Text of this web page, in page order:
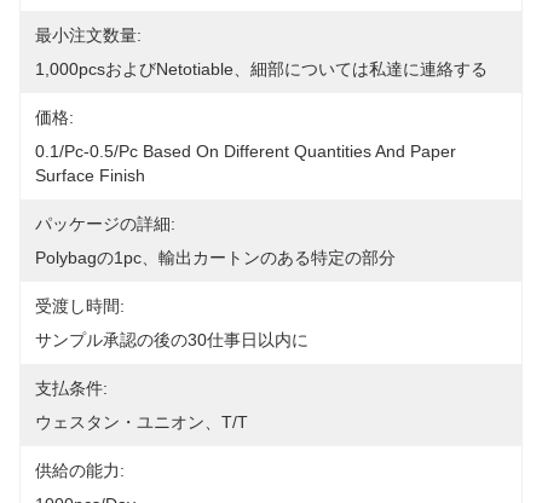
最小注文数量:
1,000pcsおよびnetotiable、細部については私達に連絡する
価格:
0.1/pc-0.5/pc Based On Different Quantities And Paper
Surface Finish
パッケージの詳細:
Polybagの1pc、輸出カートンのある特定の部分
受渡し時間:
サンプル承認の後の30仕事日以内に
支払条件:
ウェスタン・ユニオン、T/T
供給の能力: